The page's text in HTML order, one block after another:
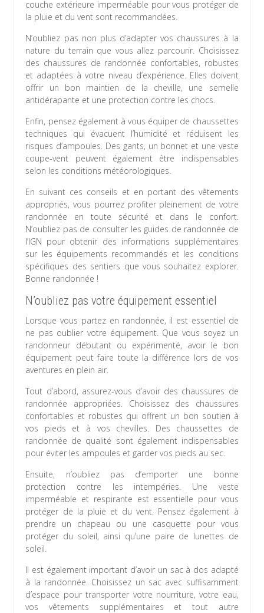
couche extérieure imperméable pour vous protéger de
la pluie et du vent sont recommandées.
N’oubliez pas non plus d’adapter vos chaussures à la
nature du terrain que vous allez parcourir. Choisissez
des chaussures de randonnée confortables, robustes
et adaptées à votre niveau d’expérience. Elles doivent
offrir un bon maintien de la cheville, une semelle
antidérapante et une protection contre les chocs.
Enfin, pensez également à vous équiper de chaussettes
techniques qui évacuent l’humidité et réduisent les
risques d’ampoules. Des gants, un bonnet et une veste
coupe-vent peuvent également être indispensables
selon les conditions météorologiques.
En suivant ces conseils et en portant des vêtements
appropriés, vous pourrez profiter pleinement de votre
randonnée en toute sécurité et dans le confort.
N’oubliez pas de consulter les guides de randonnée de
l’IGN pour obtenir des informations supplémentaires
sur les équipements recommandés et les conditions
spécifiques des sentiers que vous souhaitez explorer.
Bonne randonnée !
N’oubliez pas votre équipement essentiel
Lorsque vous partez en randonnée, il est essentiel de
ne pas oublier votre équipement. Que vous soyez un
randonneur débutant ou expérimenté, avoir le bon
équipement peut faire toute la différence lors de vos
aventures en plein air.
Tout d’abord, assurez-vous d’avoir des chaussures de
randonnée appropriées. Choisissez des chaussures
confortables et robustes qui offrent un bon soutien à
vos pieds et à vos chevilles. Des chaussettes de
randonnée de qualité sont également indispensables
pour éviter les ampoules et garder vos pieds au sec.
Ensuite, n’oubliez pas d’emporter une bonne
protection contre les intempéries. Une veste
imperméable et respirante est essentielle pour vous
protéger de la pluie et du vent. Pensez également à
prendre un chapeau ou une casquette pour vous
protéger du soleil, ainsi qu’une paire de lunettes de
soleil.
Il est également important d’avoir un sac à dos adapté
à la randonnée. Choisissez un sac avec suffisamment
d’espace pour transporter votre nourriture, votre eau,
vos vêtements supplémentaires et tout autre